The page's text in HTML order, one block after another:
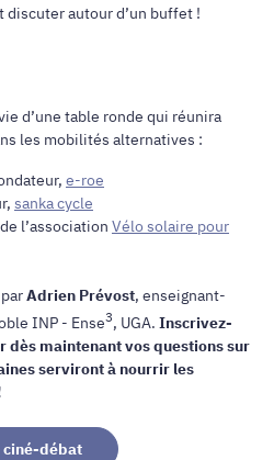
autour d’un buffet !
d’une table ronde qui réunira
les mobilités alternatives :
e-roe
sanka cycle
l’association Vélo solaire pour
Adrien Prévost, enseignant-
INP - Ense3, UGA. Inscrivez-
dès maintenant vos questions sur
serviront à nourrir les
ciné-débat